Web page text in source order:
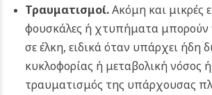
Τραυματισμοί.Ακόμη και μικρές
φουσκάλες ή χτυπήματα μπορούν
σε έλκη, ειδικά όταν υπάρχει ήδη
κυκλοφορίας ή μεταβολική νόσος
τραυματισμός της υπάρχουσας